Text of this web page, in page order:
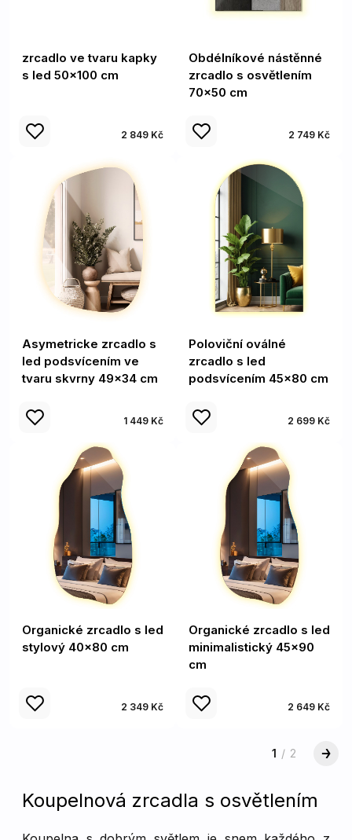
zrcadlo ve tvaru kapky
s led 50x100 cm
2 849 Kč
Obdélníkové nástěnné
zrcadlo s osvětlením
70x50 cm
2 749 Kč
Asymetricke zrcadlo s
led podsvícením ve
tvaru skvrny 49x34 cm
1 449 Kč
Poloviční oválné
zrcadlo s led
podsvícením 45x80 cm
2 699 Kč
Organické zrcadlo s led
stylový 40x80 cm
2 349 Kč
Organické zrcadlo s led
minimalistický 45x90
cm
2 649 Kč
1 / 2
Koupelnová zrcadla s osvětlením